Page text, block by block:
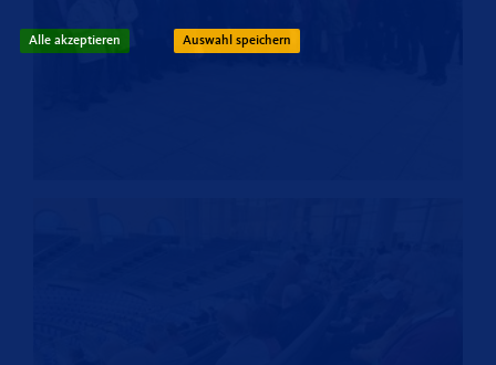
Alle akzeptieren Auswahl speichern